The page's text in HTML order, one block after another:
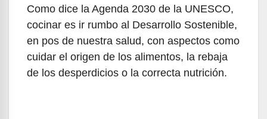
Como dice la Agenda 2030 de la UNESCO,
cocinar es ir rumbo al Desarrollo Sostenible,
en pos de nuestra salud, con aspectos como
cuidar el origen de los alimentos, la rebaja
de los desperdicios o la correcta nutrición.